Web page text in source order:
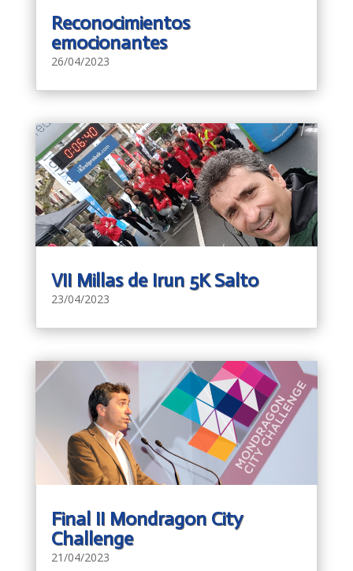
Reconocimientos
emocionantes
26/04/2023
VII Millas de Irun 5K Salto
23/04/2023
Final II Mondragon City
Challenge
21/04/2023